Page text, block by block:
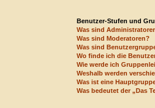
Benutzer-Stufen und
Was sind
Was sind Moderatoren?
Was sind
Wo finde ich die
Wie werde ich
Weshalb werden
Was ist eine
Was bedeutet der „Das